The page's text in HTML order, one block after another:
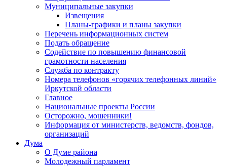
Муниципальные закупки
Извещения
Планы-графики и планы закупки
Перечень информационных систем
Подать обращение
Содействие по повышению финансовой
грамотности населения
Служба по контракту
Номера телефонов «горячих телефонных линий»
Иркутской области
Главное
Национальные проекты России
Осторожно, мошенники!
Информация от министерств, ведомств, фондов,
организаций
Дума
О Думе района
Молодежный парламент